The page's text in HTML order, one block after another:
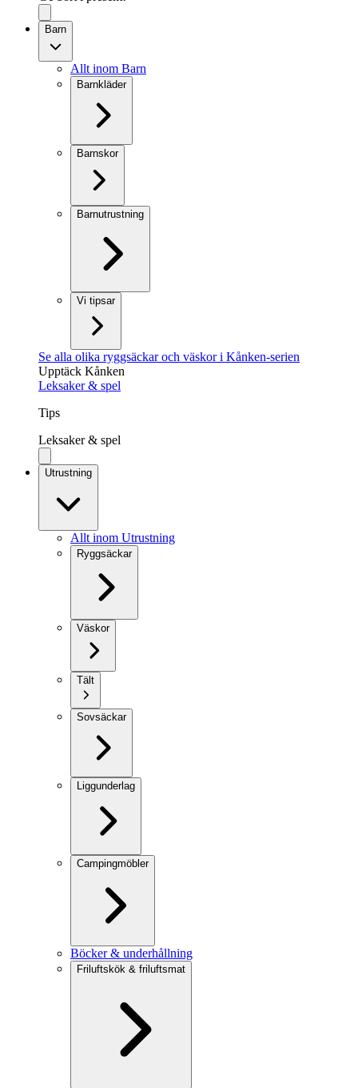
Barn
Allt inom Barn
Barnkläder
Barnskor
Barnutrustning
Vi tipsar
Se alla olika ryggsäckar och väskor i Kånken-serien
Upptäck Kånken
Leksaker & spel
Tips
Leksaker & spel
Utrustning
Allt inom Utrustning
Ryggsäckar
Väskor
Tält
Sovsäckar
Liggunderlag
Campingmöbler
Böcker & underhållning
Friluftskök & friluftsmat